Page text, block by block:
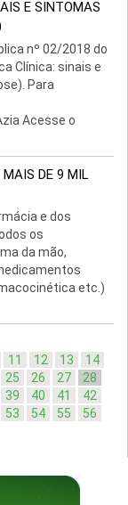
E SINTOMAS
nº 02/2018 do
Clínica: sinais e
Para
Acesse o
MAIS DE 9 MIL
e dos
os
da mão,
etc.)
11 12 13
14
25 26 27
28
39 40 41
42
53 54 55
56